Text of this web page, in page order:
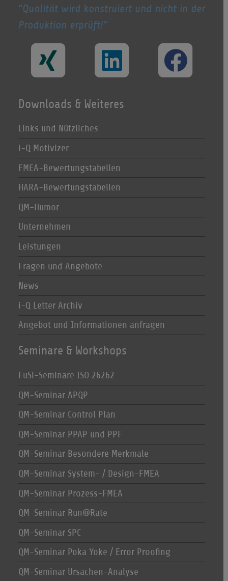
Qualität wird konstruiert und nicht in der
Produktion erprüft!
Downloads & Weiteres
Links und Nützliches
i-Q Motivizer
FMEA-Bewertungstabellen
HARA-Bewertungstabellen
QM-Humor
Unternehmen
Leistungen
Fragen und Angebote
News
i-Q Letter Archiv
Angebot und Informationen anfragen
Seminare & Workshops
FuSi-Seminare ISO 26262
QM-Seminar APQP
QM-Seminar Control Plan
QM-Seminar PPAP und PPF
QM-Seminar Besondere Merkmale
QM-Seminar System- / Design-FMEA
QM-Seminar Prozess-FMEA
QM-Seminar Run@Rate
QM-Seminar SPC
QM-Seminar Poka Yoke / Error Proofing
QM-Seminar Ursachen-Analyse